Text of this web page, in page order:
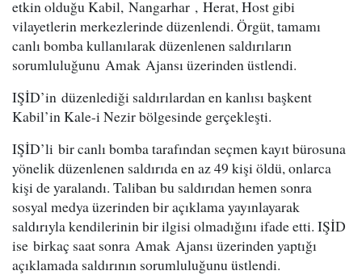
etkin olduğu Kabil, Nangarhar , Herat, Host gibi
vilayetlerin merkezlerinde düzenlendi. Örgüt, tamamı
canlı bomba kullanılarak düzenlenen saldırıların
sorumluluğunu Amak Ajansı üzerinden üstlendi.
IŞİD’in düzenlediği saldırılardan en kanlısı başkent
Kabil’in Kale-i Nezir bölgesinde gerçekleşti.
IŞİD’li bir canlı bomba tarafından seçmen kayıt bürosuna
yönelik düzenlenen saldırıda en az 49 kişi öldü, onlarca
kişi de yaralandı. Taliban bu saldırıdan hemen sonra
sosyal medya üzerinden bir açıklama yayınlayarak
saldırıyla kendilerinin bir ilgisi olmadığını ifade etti. IŞİD
ise birkaç saat sonra Amak Ajansı üzerinden yaptığı
açıklamada saldırının sorumluluğunu üstlendi.